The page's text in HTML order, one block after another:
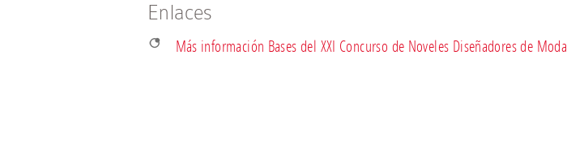
Enlaces
Más información Bases del XXI Concurso de Noveles Diseñadores de Moda